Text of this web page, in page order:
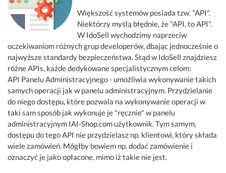
Większość systemów posiada tzw. "API".
Niektórzy myślą błędnie, że "API, to API".
W IdoSell wychodzimy naprzeciw
oczekiwaniom różnych grup developerów, dbając jednocześnie o
najwyższe standardy bezpieczeństwa. Stąd w IdoSell znajdziesz
różne APIs, każde dedykowane specjalistycznym celom:
API Panelu Administracyjnego - umożliwia wykonywanie takich
samych operacji jak w panelu administracyjnym. Przydzielanie
do niego dostępu, które pozwala na wykonywanie operacji w
taki sam sposób jak wykonuje je "ręcznie" w panelu
administracyjnym IAI-Shop.com użytkownik. Tym samym,
dostępu do tego API nie przydzielasz np. klientowi, który składa
wiele zamówień. Mógłby bowiem np. dodać zamówienie i
oznaczyć je jako opłacone, mimo iż takie nie jest.